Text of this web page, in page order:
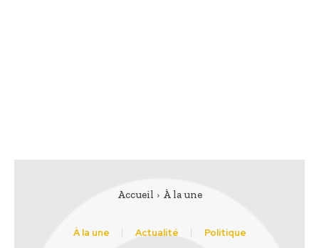
Accueil À la une
À la une Actualité Politique